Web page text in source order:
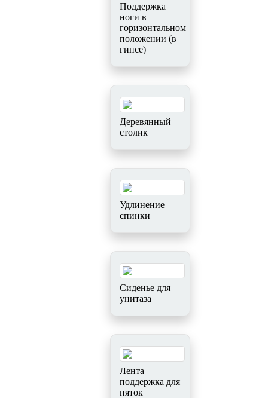
Поддержка
ноги в
горизонтальном
положении (в
гипсе)
Деревянный
столик
Удлинение
спинки
Сиденье для
унитаза
Лента
поддержка для
пяток